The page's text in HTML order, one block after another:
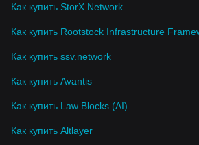
Как купить StorX Network
Как купить Rootstock Infrastructure
Как купить ssv.network
Как купить Avantis
Как купить Law Blocks (AI)
Как купить Altlayer